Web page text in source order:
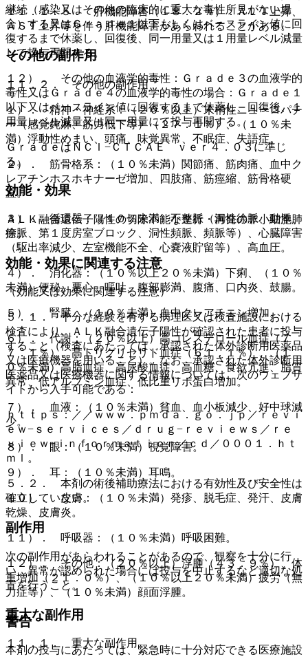
１１．１．５． 肝機能障害（１８．２％）：ＡＬＴ上昇、
ＡＳＴ上昇等を伴う肝機能障害があらわれることがある。
その他の副作用
１１．２． その他の副作用
１）． 精神・神経系：（２０％以上）末梢性ニューロパチ
ー（感覚鈍麻、筋力低下等）（２７．１％）、（１０％未
満）浮動性めまい、頭痛、味覚異常、不眠症、失語症。
２）． 筋骨格系：（１０％未満）関節痛、筋肉痛、血中ク
レアチンホスホキナーゼ増加、四肢痛、筋痙縮、筋骨格硬
直。
３）． 循環器：（１０％未満）不整脈（洞性徐脈、動悸、
徐脈、第１度房室ブロック、洞性頻脈、頻脈等）、心臓障害
（駆出率減少、左室機能不全、心嚢液貯留等）、高血圧。
４）． 消化器：（１０％以上２０％未満）下痢、（１０％
未満）便秘、悪心、嘔吐、腹部膨満、腹痛、口内炎、鼓腸。
５）． 腎臓：（１０％未満）血中クレアチニン増加。
６）． 代謝：（２０％以上）高コレステロール血症（７
７．１％）、高トリグリセリド血症（６１．１％）、（１
０％未満）高脂血症、高尿酸血症、高血糖、食欲亢進、脂質
異常、低アルブミン血症、低比重リポ蛋白増加。
７）． 血液：（１０％未満）貧血、血小板減少、好中球減
少。
８）． 眼：（１０％未満）視覚障害。
９）． 耳：（１０％未満）耳鳴。
１０）． 皮膚：（１０％未満）発疹、脱毛症、発汗、皮膚
乾燥、皮膚炎。
１１）． 呼吸器：（１０％未満）呼吸困難。
１２）． その他：（２０％以上）浮腫（４３．９％）、体
重増加（２１．０％）、（１０％以上２０％未満）疲労（無
力症等）、（１０％未満）顔面浮腫。
警告
本剤の投与にあたっては、緊急時に十分対応できる医療施設
継続（感染又はその他の臨床的に重大な毒性所見がない場
合）する又はＧｒａｄｅ１以下もしくはベースライン値に回
復するまで休薬し、回復後、同一用量又は１用量レベル減量
して投与再開する。
１２）． その他の血液学的毒性：Ｇｒａｄｅ３の血液学的
毒性又はＧｒａｄｅ４の血液学的毒性の場合：Ｇｒａｄｅ１
以下又はベースライン値に回復するまで休薬し、回復後、１
用量レベル減量又は同一用量にて投与再開する。
ＧｒａｄｅはＮＣＩ−ＣＴＣＡＥ ｖｅｒ４．０３に準じ
る。
効能・効果
ＡＬＫ融合遺伝子陽性の切除不能な進行・再発の非小細胞肺
癌。
効能・効果に関連する注意
（効能又は効果に関連する注意）
５．１． 十分な経験を有する病理医又は検査施設における
検査により、ＡＬＫ融合遺伝子陽性が確認された患者に投与
すること（検査にあたっては、承認された体外診断用医薬品
又は医療機器を用いること）。なお、承認された体外診断用
医薬品又は医療機器に関する情報については、次のウェブサ
イトから入手可能である：
ｈｔｔｐｓ：／／ｗｗｗ．ｐｍｄａ．ｇｏ．ｊｐ／ｒｅｖｉ
ｅｗ−ｓｅｒｖｉｃｅｓ／ｄｒｕｇ−ｒｅｖｉｅｗｓ／ｒｅ
ｖｉｅｗ−ｉｎｆｏｒｍａｔｉｏｎ／ｃｄ／０００１．ｈｔ
ｍｌ。
５．２． 本剤の術後補助療法における有効性及び安全性は
確立していない。
副作用
次の副作用があらわれることがあるので、観察を十分に行
い、異常が認められた場合には投与を中止するなど適切な処
置を行うこと。
重大な副作用
１１．１． 重大な副作用